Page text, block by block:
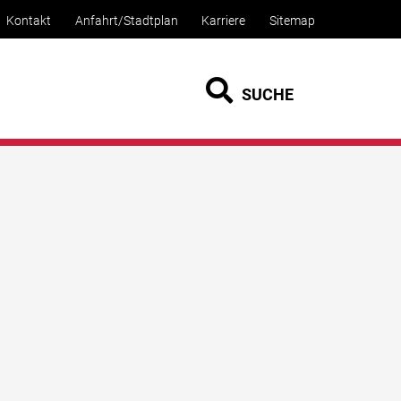
Kontakt Anfahrt/Stadtplan Karriere Sitemap
SUCHE